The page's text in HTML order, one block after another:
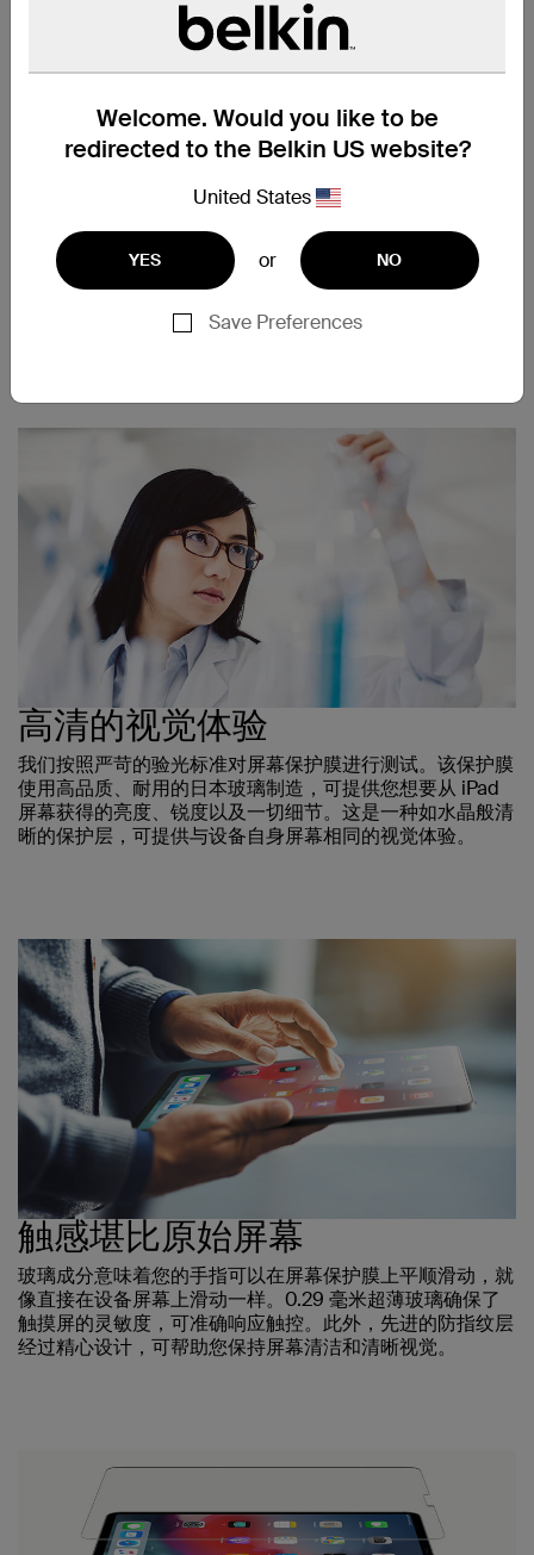
Welcome. Would you like to be
redirected to the Belkin US website?
United States
YES or NO
Save Preferences
与 Apple Pencil 和 APPLE 保护
有了这款反应灵敏且非常精确的屏幕保护膜，您就可以使用
Apple Pencil 流畅无缝的绘画、制图或记录笔记，就像保护
大多数 Apple 保护壳兼容，实现全方位保护。
高清的视觉体验
我们按照严苛的验光标准对屏幕保护膜进行测试。该保护膜
使用高品质、耐用的日本玻璃制造，可提供您想要从 iPad
屏幕获得的亮度、锐度以及一切细节。这是一种如水晶般清
晰的保护层，可提供与设备自身屏幕相同的视觉体验。
触感堪比原始屏幕
玻璃成分意味着您的手指可以在屏幕保护膜上平顺滑动，就
像直接在设备屏幕上滑动一样。0.29 毫米超薄玻璃确保了
触摸屏的灵敏度，可准确响应触控。此外，先进的防指纹层
经过精心设计，可帮助您保持屏幕清洁和清晰视觉。